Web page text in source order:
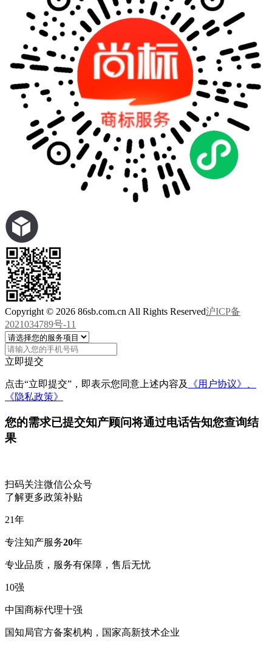
Copyright © 2026 86sb.com.cn All Rights Reserved沪ICP备
2021034789号-11
立即提交
点击“立即提交”，即表示您同意上述内容及
《用户协议》、
《隐私政策》
您的需求已提交知产顾问将通过电话告知您查询结
果
扫码关注微信公众号
了解更多政策补贴
21年
专注知产服务20年
专业品质，服务有保障，售后无忧
10强
中国商标代理十强
国知局官方备案机构，国家高新技术企业